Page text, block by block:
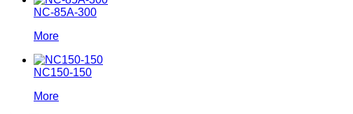
NC-85A-300
More
NC150-150
More